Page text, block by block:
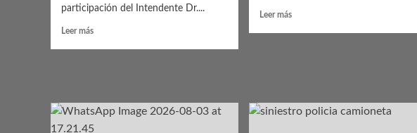
participación del Intendente Dr....
Leer másLeer
Santa
Leer másLeer